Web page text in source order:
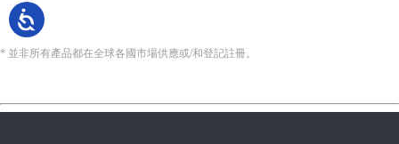
* 並非所有產品都在全球各國市場供應或/和登記註冊。